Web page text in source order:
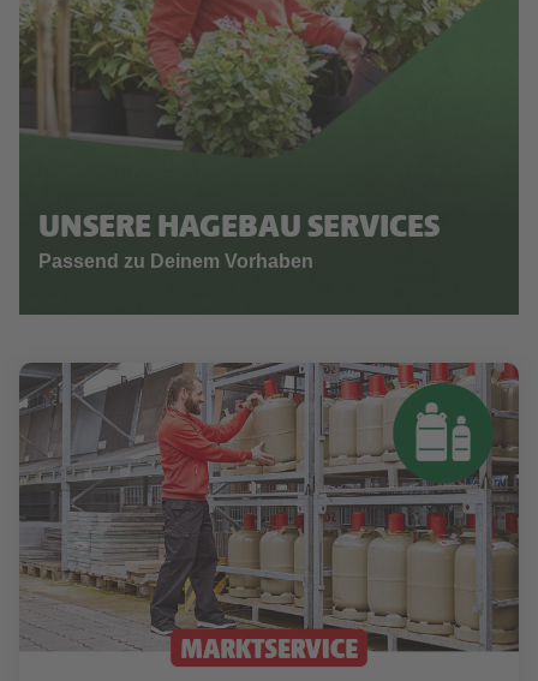
UNSERE HAGEBAU SERVICES
Passend zu Deinem Vorhaben